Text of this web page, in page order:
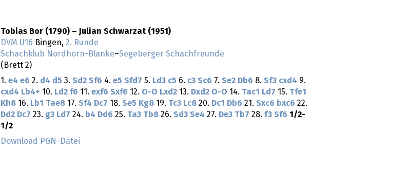
Tobias Bor (1790) – Julian Schwarzat (1951)
DVM U16 Bingen, 2. Runde
Schachklub Nordhorn-Blanke–Segeberger Schachfreunde
(Brett 2)
1. e4 e6 2. d4 d5 3. Sd2 Sf6 4. e5 Sfd7 5. Ld3 c5 6. c3 Sc6 7. Se2 Db6 8. Sf3 cxd4 9.
cxd4 Lb4+ 10. Ld2 f6 11. exf6 Sxf6 12. O-O Lxd2 13. Dxd2 O-O 14. Tac1 Ld7 15. Tfe1
Kh8 16. Lb1 Tae8 17. Sf4 Dc7 18. Se5 Kg8 19. Tc3 Lc8 20. Dc1 Db6 21. Sxc6 bxc6 22.
Dd2 Dc7 23. g3 Ld7 24. b4 Dd6 25. Ta3 Tb8 26. Sd3 Se4 27. De3 Tb7 28. f3 Sf6 1/2-
1/2
Download PGN-Datei